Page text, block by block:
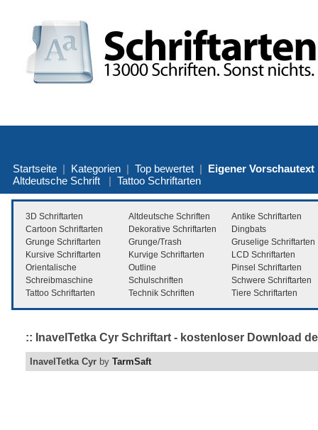
Startseite | Kategorien | Top bewertet | Eigener Vorschautext
Altdeutsche Schrift | Tattoo Schriftarten
3D Schriftarten Altdeutsche Schriften
Antike Schriftarten
Cartoon Schriftarten
Dekorative Schriftarten
Dingbats
Grunge Schriftarten
Grunge/Trash
Gruselige Schriftarten
Kursive Schriftarten
Kurvige Schriftarten
LCD Schriftarten
Orientalische
Outline
Pinsel Schriftarten
Schreibmaschine
Schulschriften
Schwere Schriftarten
Tattoo Schriftarten
Technik Schriften Tiere Schriftarten
:: InavelTetka Cyr Schriftart - kostenloser Download
InavelTetka Cyr by TarmSaft